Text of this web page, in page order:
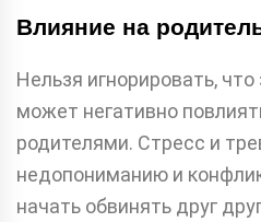
Влияние на
Нельзя игнорировать,
может негативно
родителями. Стресс и
недопониманию и
начать обвинять друг